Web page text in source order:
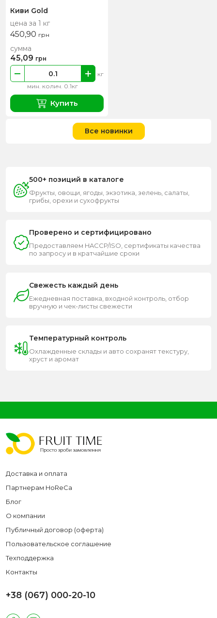
Киви Gold
цена за 1 кг
450,90 грн
мин. колич. 0.1кг
кг
сумма
45,09 грн
Купить
Все новинки
500+ позиций в каталоге
Фрукты, овощи, ягоды, экзотика, зелень, салаты,
грибы, орехи и сухофрукты
Проверено и сертифицировано
Предоставляем HACCP/ISO, сертификаты качества
по запросу и в кратчайшие сроки
Свежесть каждый день
Ежедневная поставка, входной контроль, отбор
вручную и чек-листы свежести
Температурный контроль
Охлажденные склады и авто сохранят текстуру,
хруст и аромат
Доставка и оплата
Партнерам HoReCa
Блог
О компании
Публичный договор (оферта)
Пользовательское соглашение
Техподдержка
Контакты
+38 (067) 000-20-10